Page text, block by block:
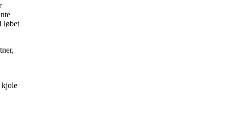
løbet
kjole